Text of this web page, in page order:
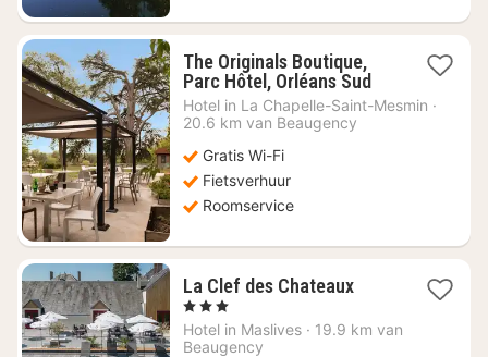
The Originals Boutique,
Parc Hôtel, Orléans Sud1
nacht
Hotel in La Chapelle-Saint-Mesmin ·
20.6 km van Beaugency
Gratis Wi-Fi
Fietsverhuur
Roomservice
La Clef des Chateaux1
vanaf
, 3 Sterren
Hotel in Maslives · 19.9 km van
Beaugency